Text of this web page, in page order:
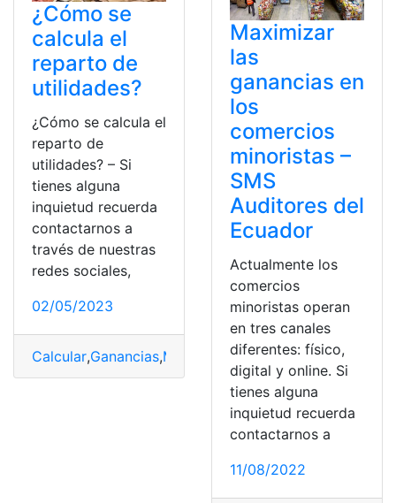
¿Cómo se
calcula el
reparto de
utilidades?
¿Cómo se calcula el
reparto de
utilidades? – Si
tienes alguna
inquietud recuerda
contactarnos a
través de nuestras
redes sociales,
02/05/2023
Calcular,Ganancias,México Trabajadores utilidades
Maximizar
las
ganancias en
los
comercios
minoristas –
SMS
Auditores del
Ecuador
Actualmente los
comercios
minoristas operan
en tres canales
diferentes: físico,
digital y online. Si
tienes alguna
inquietud recuerda
contactarnos a
11/08/2022